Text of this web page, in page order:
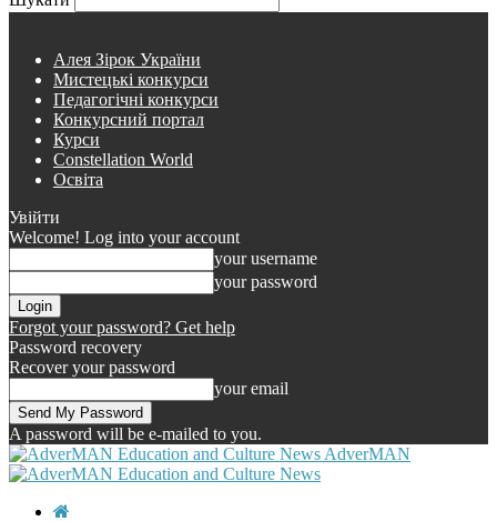
Алея Зірок України
Мистецькі конкурси
Педагогічні конкурси
Конкурсний портал
Курси
Constellation World
Освіта
Увійти
Welcome! Log into your account
your username
your password
Forgot your password? Get help
Password recovery
Recover your password
your email
A password will be e-mailed to you.
AdverMAN